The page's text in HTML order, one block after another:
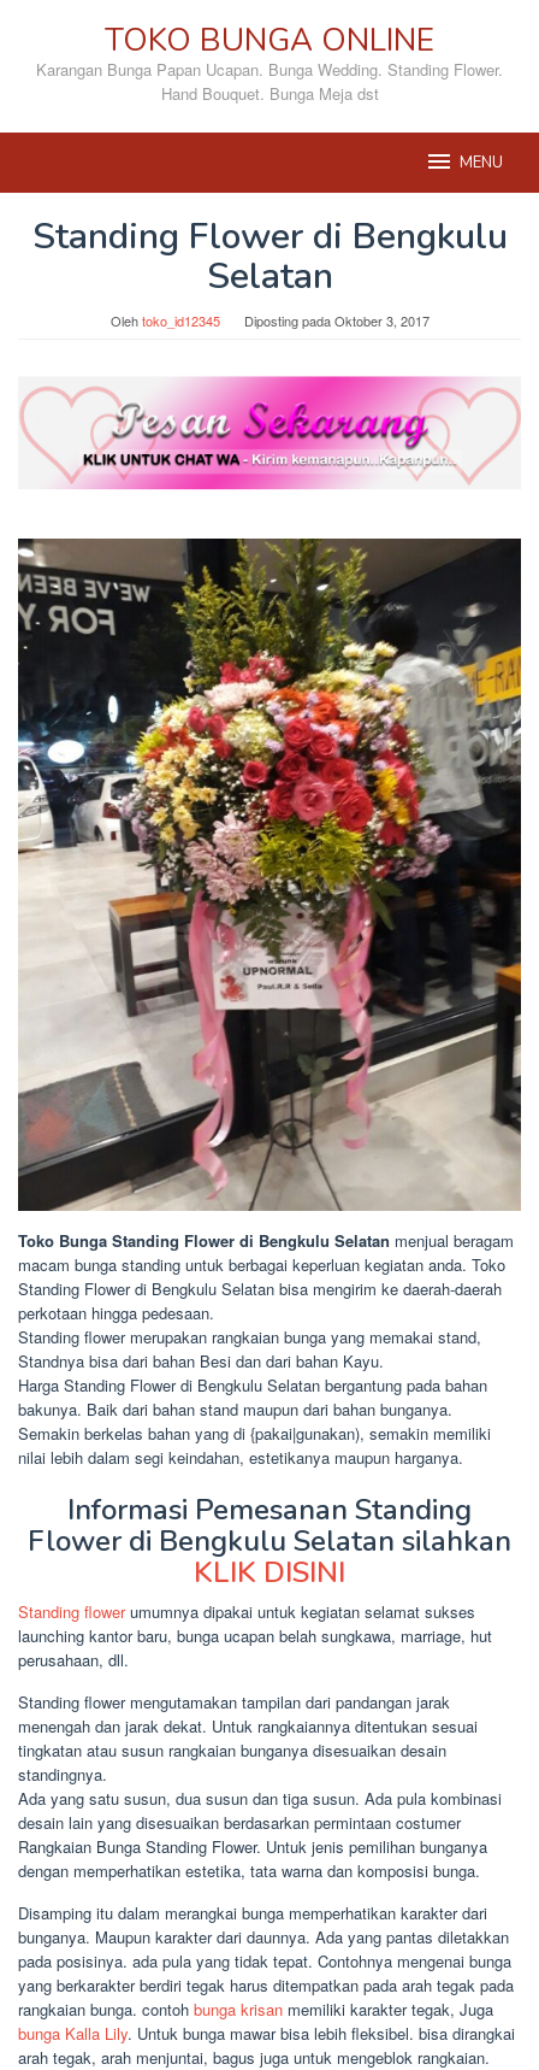
konten
TOKO BUNGA ONLINE
Karangan Bunga Papan Ucapan. Bunga Wedding. Standing Flower.
Hand Bouquet. Bunga Meja dst
MENU
Standing Flower di Bengkulu
Selatan
Olehtoko_id12345 Diposting padaOktober 3, 2017
Toko Bunga Standing Flower di Bengkulu Selatan menjual beragam
macam bunga standing untuk berbagai keperluan kegiatan anda. Toko
Standing Flower di Bengkulu Selatan bisa mengirim ke daerah-daerah
perkotaan hingga pedesaan.
Standing flower merupakan rangkaian bunga yang memakai stand,
Standnya bisa dari bahan Besi dan dari bahan Kayu.
Harga Standing Flower di Bengkulu Selatan bergantung pada bahan
bakunya. Baik dari bahan stand maupun dari bahan bunganya.
Semakin berkelas bahan yang di {pakai|gunakan), semakin memiliki
nilai lebih dalam segi keindahan, estetikanya maupun harganya.
Informasi Pemesanan Standing
Flower di Bengkulu Selatan silahkan
KLIK DISINI
Standing flowerumumnya dipakai untuk kegiatan selamat sukses
launching kantor baru, bunga ucapan belah sungkawa, marriage, hut
perusahaan, dll.
Standing flower mengutamakan tampilan dari pandangan jarak
menengah dan jarak dekat. Untuk rangkaiannya ditentukan sesuai
tingkatan atau susun rangkaian bunganya disesuaikan desain
standingnya.
Ada yang satu susun, dua susun dan tiga susun. Ada pula kombinasi
desain lain yang disesuaikan berdasarkan permintaan costumer
Rangkaian Bunga Standing Flower. Untuk jenis pemilihan bunganya
dengan memperhatikan estetika, tata warna dan komposisi bunga.
Disamping itu dalam merangkai bunga memperhatikan karakter dari
bunganya. Maupun karakter dari daunnya. Ada yang pantas diletakkan
pada posisinya. ada pula yang tidak tepat. Contohnya mengenai bunga
yang berkarakter berdiri tegak harus ditempatkan pada arah tegak pada
rangkaian bunga. contoh bunga krisan memiliki karakter tegak, Juga
bunga Kalla Lily. Untuk bunga mawar bisa lebih fleksibel. bisa dirangkai
arah tegak, arah menjuntai, bagus juga untuk mengeblok rangkaian.